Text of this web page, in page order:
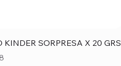
Vista rápida
KINDER SORPRESA X 20 GRS